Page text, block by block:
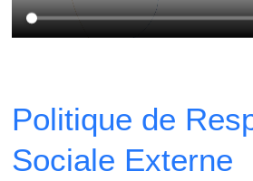
Politique de
Sociale Externe